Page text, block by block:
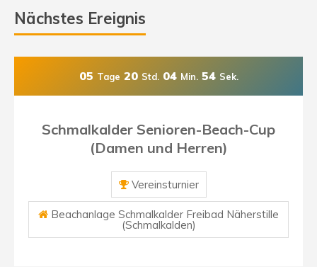
Nächstes Ereignis
05 Tage 20 Std. 04 Min. 53 Sek.
Schmalkalder Senioren-Beach-Cup
(Damen und Herren)
Vereinsturnier
Beachanlage Schmalkalder Freibad Näherstille
(Schmalkalden)